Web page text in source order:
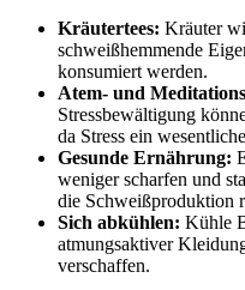
Kräutertees: Kräuter
schweißhemmende
konsumiert werden.
Atem- und
Stressbewältigung
da Stress ein
Gesunde Ernährung:
weniger scharfen und
die Schweißproduktion
Sich abkühlen: Kühle
atmungsaktiver
verschaffen.